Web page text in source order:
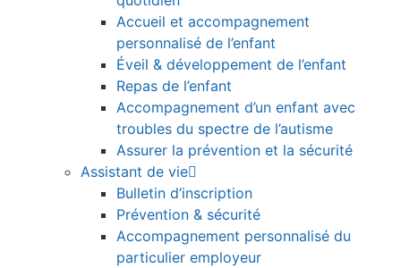
Accueil et accompagnement
personnalisé de l’enfant
Éveil & développement de l’enfant
Repas de l’enfant
Accompagnement d’un enfant avec
troubles du spectre de l’autisme
Assurer la prévention et la sécurité
Assistant de vie
Bulletin d’inscription
Prévention & sécurité
Accompagnement personnalisé du
particulier employeur